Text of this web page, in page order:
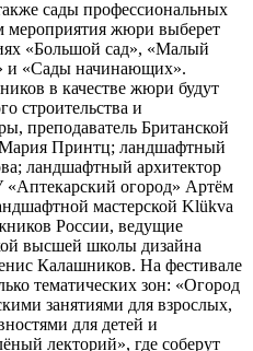
сады профессиональных
мероприятия жюри выберет
«Большой сад», «Малый
и «Сады начинающих».
в качестве жюри будут
строительства и
преподаватель Британской
Принтц; ландшафтный
ландшафтный архитектор
«Аптекарский огород» Артём
мастерской Klükva
России, ведущие
высшей школы дизайна
Калашников. На фестивале
тематических зон: «Огород
занятиями для взрослых,
для детей и
лекторий», где соберут